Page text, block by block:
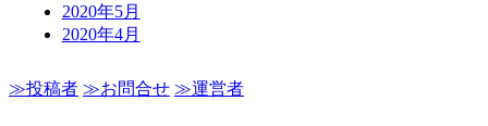
2020年5月
2020年4月
≫投稿者 ≫お問合せ ≫運営者